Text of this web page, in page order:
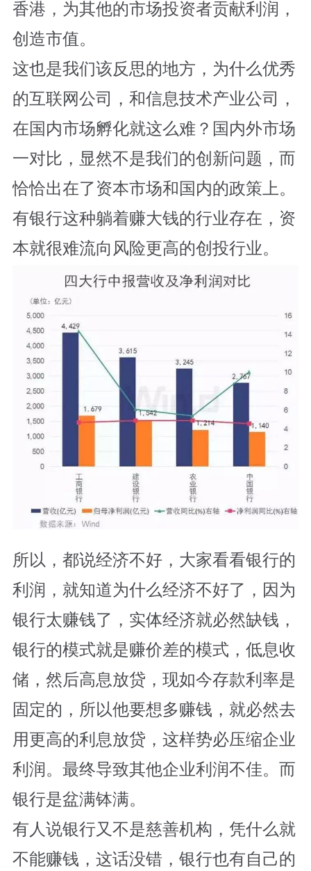
香港，为其他的市场投资者贡献利润，
创造市值。
这也是我们该反思的地方，为什么优秀
的互联网公司，和信息技术产业公司，
在国内市场孵化就这么难？国内外市场
一对比，显然不是我们的创新问题，而
恰恰出在了资本市场和国内的政策上。
有银行这种躺着赚大钱的行业存在，资
本就很难流向风险更高的创投行业。
所以，都说经济不好，大家看看银行的
利润，就知道为什么经济不好了，因为
银行太赚钱了，实体经济就必然缺钱，
银行的模式就是赚价差的模式，低息收
储，然后高息放贷，现如今存款利率是
固定的，所以他要想多赚钱，就必然去
用更高的利息放贷，这样势必压缩企业
利润。最终导致其他企业利润不佳。而
银行是盆满钵满。
有人说银行又不是慈善机构，凭什么就
不能赚钱，这话没错，银行也有自己的